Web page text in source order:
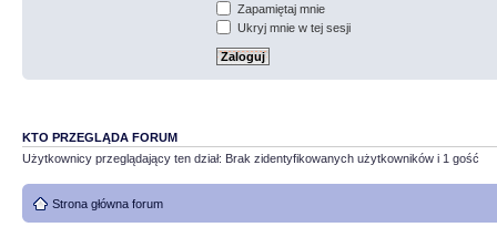
Zapamiętaj mnie
Ukryj mnie w tej sesji
KTO PRZEGLĄDA FORUM
Użytkownicy przeglądający ten dział: Brak zidentyfikowanych użytkowników i 1 gość
Strona główna forum